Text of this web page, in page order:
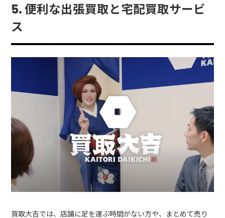
5. 便利な出張買取と宅配買取サービ
ス
買取大吉では、店舗に足を運ぶ時間がない方や、まとめて売り